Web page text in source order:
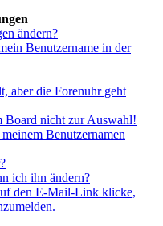
ändern?
Benutzername in der
aber die Forenuhr geht
Board nicht zur Auswahl!
Benutzernamen
ich ihn ändern?
den E-Mail-Link klicke,